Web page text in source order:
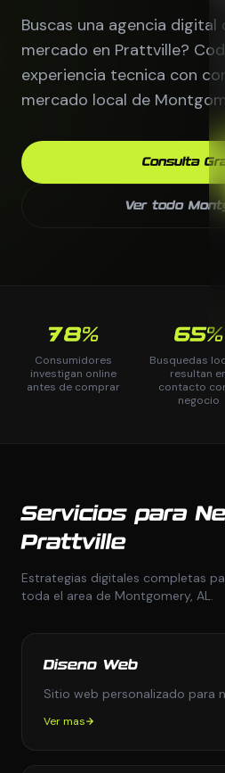
Buscas una agencia digital
mercado en Prattville?
experiencia tecnica con
mercado local de
Consulta
Ver todo
78%
Consumidores
investigan online
antes de comprar
65%
Busquedas
resultan
contacto
negocio
Servicios para
Prattville
Estrategias digitales completas
toda el area de Montgomery, AL.
Diseno Web
Sitio web personalizado para
Ver mas